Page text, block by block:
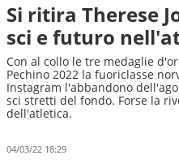
Si ritira Therese
sci e futuro
Con al collo le tre medaglie
Pechino 2022 la fuoriclasse
Instagram l'abbandono
sci stretti del fondo. Forse la
dell'atletica.
04/03/22 18:29